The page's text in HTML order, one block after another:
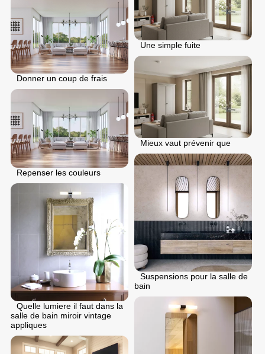
Une simple fuite
Donner un coup de frais
Mieux vaut prévenir que
Repenser les couleurs
Suspensions pour la salle de
bain
Quelle lumiere il faut dans la
salle de bain miroir vintage
appliques